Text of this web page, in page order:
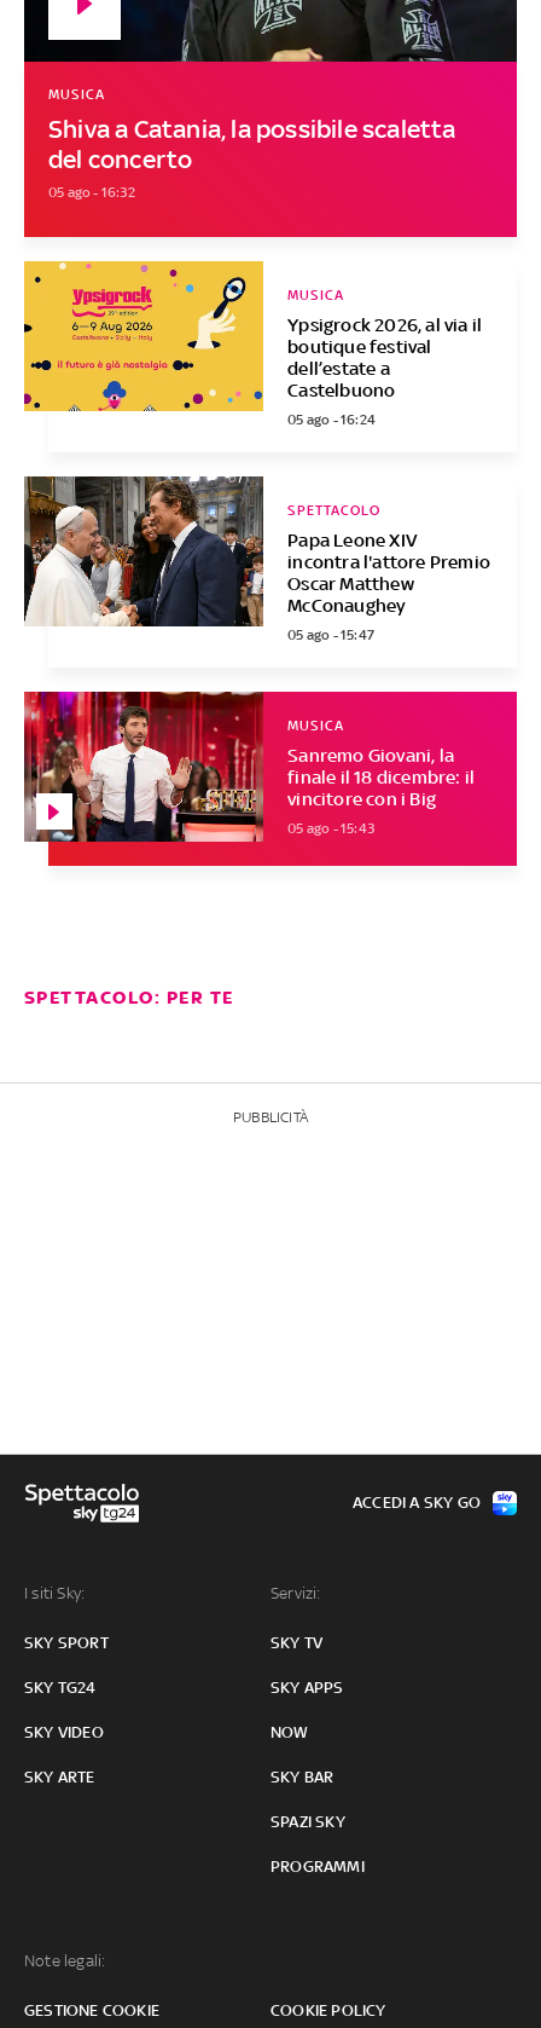
Shiva a Catania, la possibile scaletta
del concerto
MUSICA
05 ago - 16:32
Ypsigrock 2026, al via il
boutique festival
dell’estate a
Castelbuono
MUSICA
05 ago - 16:24
Papa Leone XIV
incontra l'attore Premio
Oscar Matthew
McConaughey
SPETTACOLO
05 ago - 15:47
Sanremo Giovani, la
finale il 18 dicembre: il
vincitore con i Big
MUSICA
05 ago - 15:43
SPETTACOLO: PER TE
PUBBLICITÀ
I siti Sky:
SKY SPORT
SKY TG24
SKY VIDEO
SKY ARTE
Servizi:
SKY TV
SKY APPS
NOW
SKY BAR
SPAZI SKY
PROGRAMMI
Note legali:
GESTIONE COOKIE COOKIE POLICY
ACCEDI A SKY GO